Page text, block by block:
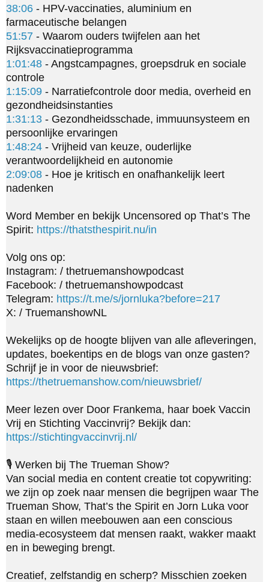
38:06 - HPV-vaccinaties, aluminium en
51:57 - Waarom ouders twijfelen aan het
1:01:48 - Angstcampagnes, groepsdruk en sociale
1:15:09 - Narratiefcontrole door media, overheid en
1:31:13 - Gezondheidsschade, immuunsysteem en
1:48:24 - Vrijheid van keuze, ouderlijke
2:09:08 - Hoe je kritisch en onafhankelijk leert
nadenken
Word Member en bekijk Uncensored op That’s The
Spirit: https://thatsthespirit.nu/in
Volg ons op:
Instagram: / thetruemanshowpodcast
Facebook: / thetruemanshowpodcast
Telegram: https://t.me/s/jornluka?before=217
X: / TruemanshowNL
Wekelijks op de hoogte blijven van alle afleveringen,
updates, boekentips en de blogs van onze gasten?
https://thetruemanshow.com/nieuwsbrief/
Meer lezen over Door Frankema, haar boek Vaccin
https://stichtingvaccinvrij.nl/
🎙️ Werken bij The Trueman Show?
Van social media en content creatie tot copywriting:
we zijn op zoek naar mensen die begrijpen waar The
Trueman Show, That’s the Spirit en Jorn Luka voor
staan en willen meebouwen aan een conscious
media-ecosysteem dat mensen raakt, wakker maakt
en in beweging brengt.
Creatief, zelfstandig en scherp? Misschien zoeken